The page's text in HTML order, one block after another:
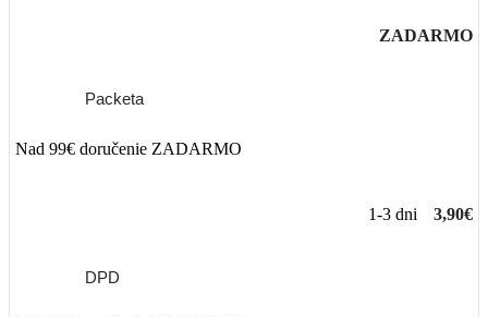
ZADARMO
Packeta
Nad 99€ doručenie ZADARMO
1-3 dni 3,90€
DPD